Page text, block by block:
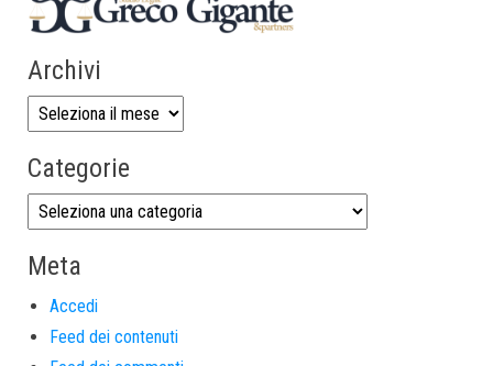
Archivi
Categorie
Meta
Accedi
Feed dei contenuti